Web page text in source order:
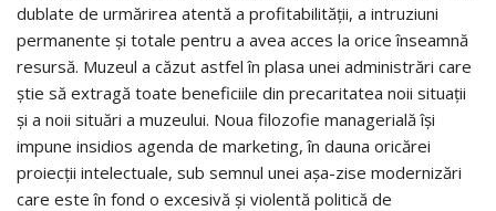
dublate de urmărirea atentă a profitabilităţii, a intruziuni
permanente şi totale pentru a avea acces la orice înseamnă
resursă. Muzeul a căzut astfel în plasa unei administrări care
ştie să extragă toate beneficiile din precaritatea noii situaţii
şi a noii situări a muzeului. Noua filozofie managerială îşi
impune insidios agenda de marketing, în dauna oricărei
proiecţii intelectuale, sub semnul unei aşa-zise modernizări
care este în fond o excesivă şi violentă politică de